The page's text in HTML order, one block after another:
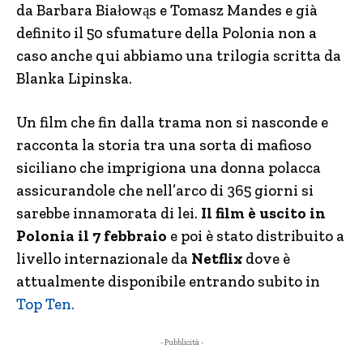
da Barbara Białowąs e Tomasz Mandes e già
definito il 50 sfumature della Polonia non a
caso anche qui abbiamo una trilogia scritta da
Blanka Lipinska.
Un film che fin dalla trama non si nasconde e
racconta la storia tra una sorta di mafioso
siciliano che imprigiona una donna polacca
assicurandole che nell’arco di 365 giorni si
sarebbe innamorata di lei. Il film è uscito in
Polonia il 7 febbraio e poi è stato distribuito a
livello internazionale da Netflix dove è
attualmente disponibile entrando subito in
Top Ten.
- Pubblicità -